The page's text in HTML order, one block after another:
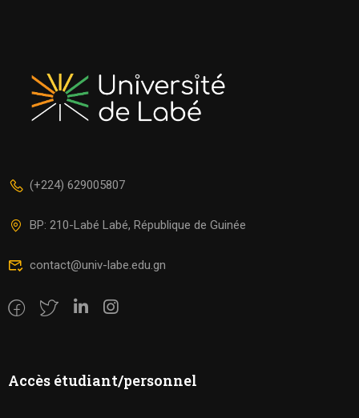
(+224) 629005807
BP: 210-Labé Labé, République de Guinée
contact@univ-labe.edu.gn
Accès étudiant/personnel